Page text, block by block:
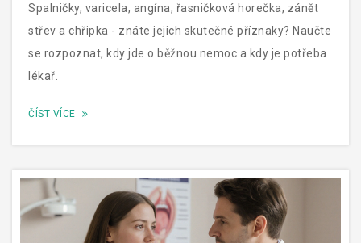
Spalničky, varicela, angína, řasničková horečka, zánět
střev a chřipka - znáte jejich skutečné příznaky? Naučte
se rozpoznat, kdy jde o běžnou nemoc a kdy je potřeba
lékař.
ČÍST VÍCE